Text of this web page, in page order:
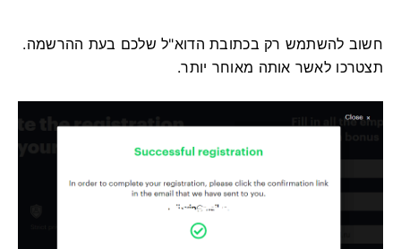
חשוב להשתמש רק בכתובת הדוא"ל שלכם בעת ההרשמה.
תצטרכו לאשר אותה מאוחר יותר.